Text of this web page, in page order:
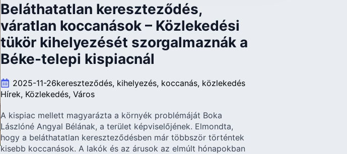
Beláthatatlan kereszteződés,
váratlan koccanások – Közlekedési
tükör kihelyezését szorgalmaznák a
Béke-telepi kispiacnál
2025-11-26kereszteződés kihelyezés koccanás közlekedés
Hírek Közlekedés Város
A kispiac mellett magyarázta a környék problémáját Boka
Lászlóné Angyal Bélának, a terület képviselőjének. Elmondta,
hogy a beláthatatlan kereszteződésben már többször történtek
kisebb koccanások. A lakók és az árusok az elmúlt hónapokban